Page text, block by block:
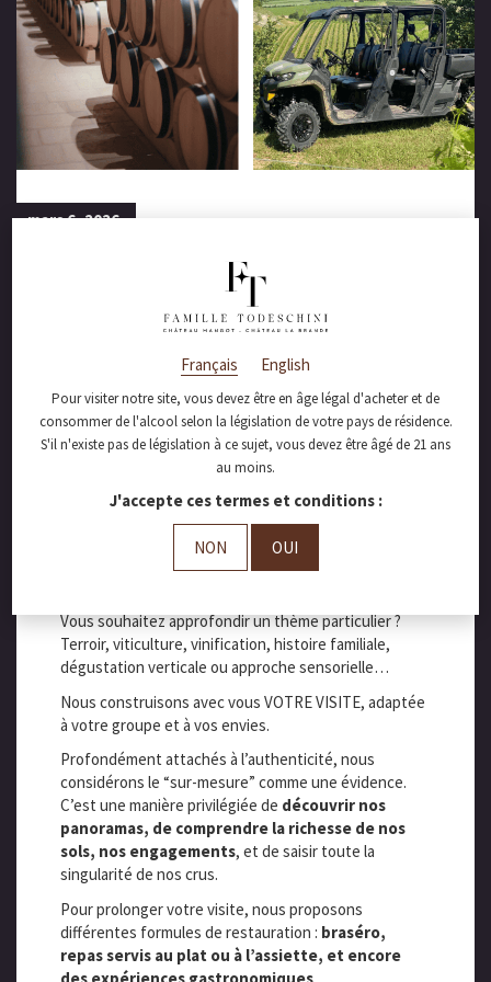
mars 6, 2026
L’envie du « sur-
mesure » au Château
Mangot
Chaque visite peut devenir une expérience unique à
TODESCHINI.
Karl et Yann souhaitent aller encore plus loin
Vous souhaitez approfondir un thème particulier ?
Terroir, viticulture, vinification, histoire familiale,
dégustation verticale ou approche sensorielle…
Nous construisons avec vous VOTRE VISITE, adaptée
à votre groupe et à vos envies.
Profondément attachés à l’authenticité, nous
considérons le “sur-mesure” comme une évidence.
C’est une manière privilégiée de découvrir nos
panoramas, de comprendre la richesse de nos
sols, nos engagements, et de saisir toute la
singularité de nos crus.
Pour prolonger votre visite, nous proposons
différentes formules de restauration : braséro,
repas servis au plat ou à l’assiette, et encore
des expériences gastronomiques
Français English
Pour visiter notre site, vous devez être en âge légal d'acheter et de
consommer de l'alcool selon la législation de votre pays de résidence.
S'il n'existe pas de législation à ce sujet, vous devez être âgé de 21 ans
au moins.
J'accepte ces termes et conditions :
NON OUI